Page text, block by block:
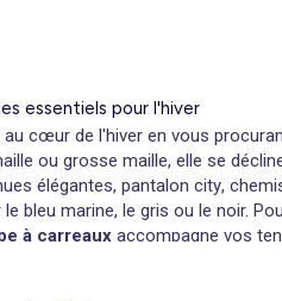
essentiels pour l'hiver
au cœur de l'hiver en vous
ou grosse maille, elle se
élégantes, pantalon city,
bleu marine, le gris ou le noir.
à carreaux accompagne vos